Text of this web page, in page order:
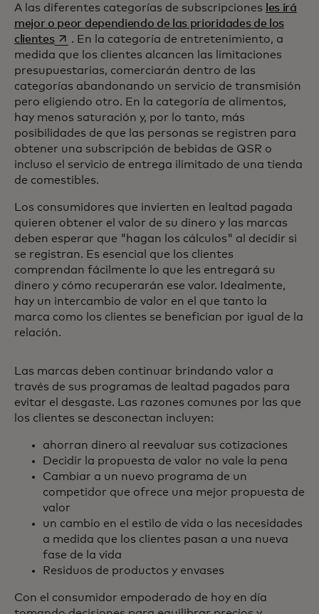
A las diferentes categorías de subscripciones
les irá
mejor o peor dependiendo de las prioridades de los
clientesse abre en una pestaña nueva
. En la categoría de entretenimiento, a
medida que los clientes alcancen las limitaciones
presupuestarias, comerciarán dentro de las
categorías abandonando un servicio de transmisión
pero eligiendo otro. En la categoría de alimentos,
hay menos saturación y, por lo tanto, más
posibilidades de que las personas se registren para
obtener una subscripción de bebidas de QSR o
incluso el servicio de entrega ilimitado de una tienda
de comestibles.
Los consumidores que invierten en lealtad pagada
quieren obtener el valor de su dinero y las marcas
deben esperar que "hagan los cálculos" al decidir si
se registran. Es esencial que los clientes
comprendan fácilmente lo que les entregará su
dinero y cómo recuperarán ese valor. Idealmente,
hay un intercambio de valor en el que tanto la
marca como los clientes se benefician por igual de la
relación.
Las marcas deben continuar brindando valor a
través de sus programas de lealtad pagados para
evitar el desgaste. Las razones comunes por las que
los clientes se desconectan incluyen:
ahorran dinero al reevaluar sus cotizaciones
Decidir la propuesta de valor no vale la pena
Cambiar a un nuevo programa de un
competidor que ofrece una mejor propuesta de
valor
un cambio en el estilo de vida o las necesidades
a medida que los clientes pasan a una nueva
fase de la vida
Residuos de productos y envases
Con el consumidor empoderado de hoy en día